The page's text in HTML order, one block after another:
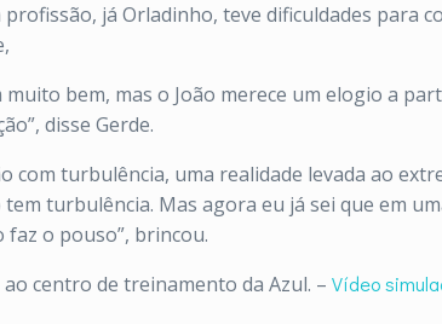
já Orladinho, teve dificuldades para
bem, mas o João merece um elogio a
disse Gerde.
com turbulência, uma realidade levada ao
turbulência. Mas agora eu já sei que em
faz o pouso”, brincou.
centro de treinamento da Azul. – Vídeo